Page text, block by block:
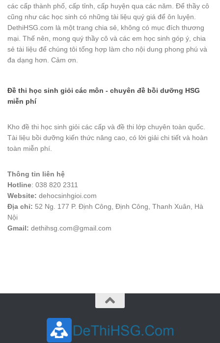
các cấp thành phố, cấp tỉnh, cấp huyện qua các năm. Để thầy cô
cũng như các học sinh có những tài liệu quý giá để ôn luyện.
DethiHSG.com là một trang chia sẻ, không có mục đích thương
mại. Thế nên, mong quý thầy cô và các em học sinh góp ý, chia
sẻ tài liệu để chúng tôi tổng hợp làm cho nội dung phong phú và
đa dạng hơn. Cảm ơn.
Đề thi học sinh giỏi các môn - chuyên đề bồi dưỡng HSG
miễn phí
Kho đề thi học sinh giỏi các cấp và đề thi lớp chuyên toàn quốc.
Tài liệu bồi dưỡng kiến thức nâng cao, có lời giải chi tiết và hoàn
toàn miễn phí.
Thông tin liên hệ
Hotline: 038 820 2311
Website: dehocsinhgioi.com
Địa chỉ: 52 Ng. 177 P. Định Công, Định Công, Thanh Xuân, Hà
Nội
Gmail: dethihsg.com@gmail.com